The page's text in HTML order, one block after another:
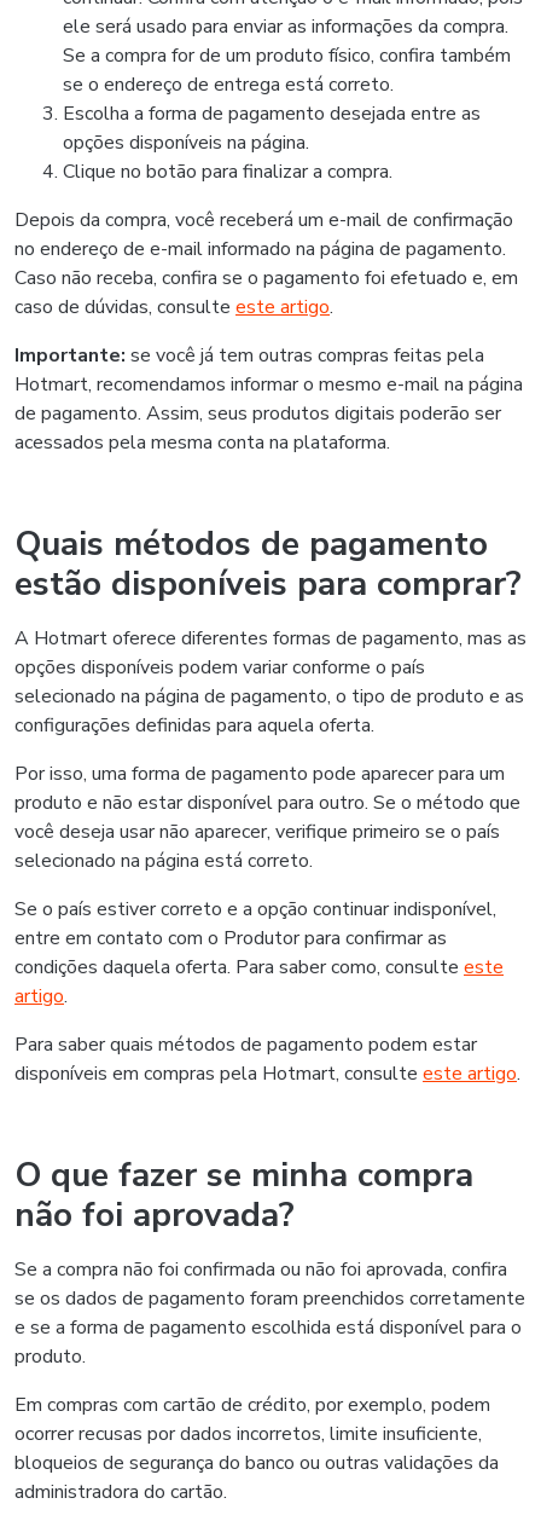
ele será usado para enviar as informações da compra.
Se a compra for de um produto físico, confira também
se o endereço de entrega está correto.
Escolha a forma de pagamento desejada entre as
opções disponíveis na página.
Clique no botão para finalizar a compra.
Depois da compra, você receberá um e-mail de confirmação
no endereço de e-mail informado na página de pagamento.
Caso não receba, confira se o pagamento foi efetuado e, em
caso de dúvidas, consulte este artigo.
Importante: se você já tem outras compras feitas pela
Hotmart, recomendamos informar o mesmo e-mail na página
de pagamento. Assim, seus produtos digitais poderão ser
acessados pela mesma conta na plataforma.
Quais métodos de pagamento
estão disponíveis para comprar?
A Hotmart oferece diferentes formas de pagamento, mas as
opções disponíveis podem variar conforme o país
selecionado na página de pagamento, o tipo de produto e as
configurações definidas para aquela oferta.
Por isso, uma forma de pagamento pode aparecer para um
produto e não estar disponível para outro. Se o método que
você deseja usar não aparecer, verifique primeiro se o país
selecionado na página está correto.
Se o país estiver correto e a opção continuar indisponível,
entre em contato com o Produtor para confirmar as
condições daquela oferta. Para saber como, consulte este
artigo.
Para saber quais métodos de pagamento podem estar
disponíveis em compras pela Hotmart, consulte este artigo.
O que fazer se minha compra
não foi aprovada?
Se a compra não foi confirmada ou não foi aprovada, confira
se os dados de pagamento foram preenchidos corretamente
e se a forma de pagamento escolhida está disponível para o
produto.
Em compras com cartão de crédito, por exemplo, podem
ocorrer recusas por dados incorretos, limite insuficiente,
bloqueios de segurança do banco ou outras validações da
administradora do cartão.